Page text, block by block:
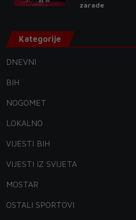
zarade
Kategorije
DNEVNI
BIH
NOGOMET
LOKALNO
VIJESTI BIH
VIJESTI IZ SVIJETA
MOSTAR
OSTALI SPORTOVI